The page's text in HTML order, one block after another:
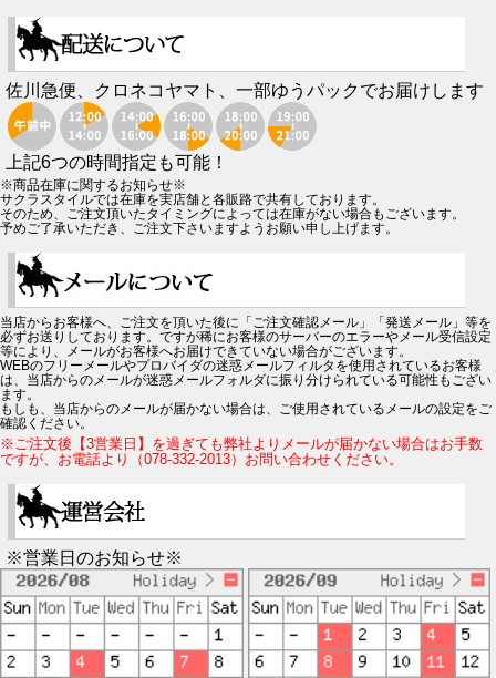
佐川急便、クロネコヤマト、一部ゆうパックでお届けします
上記6つの時間指定も可能！
※商品在庫に関するお知らせ※
サクラスタイルでは在庫を実店舗と各販路で共有しております。
そのため、ご注文頂いたタイミングによっては在庫がない場合もございます。
予めご了承いただき、ご注文下さいますようお願い申し上げます。
当店からお客様へ、ご注文を頂いた後に「ご注文確認メール」「発送メール」等を
必ずお送りしております。ですが稀にお客様のサーバーのエラーやメール受信設定
等により、メールがお客様へお届けできていない場合がございます。
WEBのフリーメールやプロバイダの迷惑メールフィルタを使用されているお客様
は、当店からのメールが迷惑メールフォルダに振り分けられている可能性もござい
ます。
もしも、当店からのメールが届かない場合は、ご使用されているメールの設定をご
確認ください。
※ご注文後【3営業日】を過ぎても弊社よりメールが届かない場合はお手数
ですが、お電話より（078-332-2013）お問い合わせください。
※営業日のお知らせ※